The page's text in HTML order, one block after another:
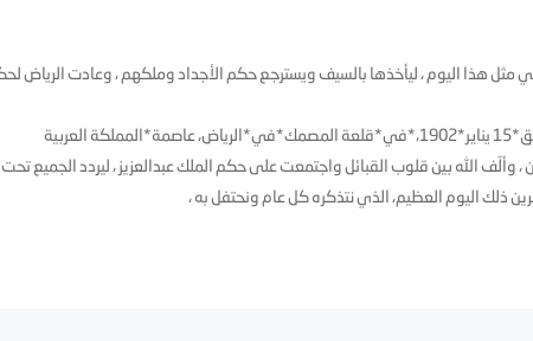
مثل هذا اليوم ، ليأخذها بالسيف ويسترجع حكم الأجداد وملكهم ، وعادت الرياض
في مثل هذا اليوم بتاريخ *5 شوال*1319هجرياً والذي يوافق*15 يناير*1902،*في*قلعة المصمك*في*الرياض، عاصمة*المملكة العربية
الله بين قلوب القبائل واجتمعت على حكم الملك عبدالعزيز ، ليردد الجميع تحت
ذلك اليوم العظيم، الذي نتذكره كل عام ونحتفل به ،